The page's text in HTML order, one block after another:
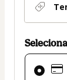
Cartão